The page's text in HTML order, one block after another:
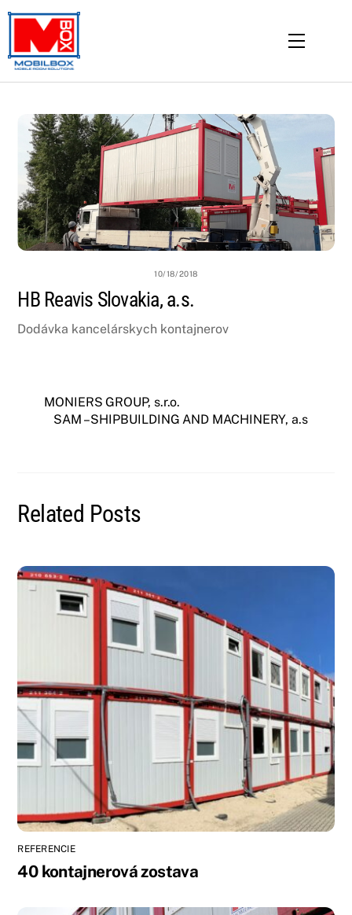
Skip
content
Menu
10/18/2018
HB Reavis Slovakia, a.s.
Dodávka kancelárskych kontajnerov
MONIERS GROUP, s.r.o.
SAM – SHIPBUILDING AND MACHINERY, a.s
Related Posts
REFERENCIE
40 kontajnerová zostava